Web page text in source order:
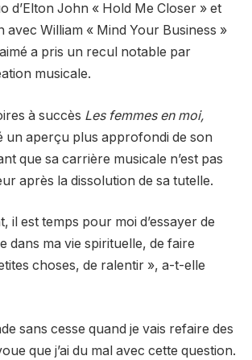
d’Elton John « Hold Me Closer » et
avec William « Mind Your Business »
a pris un recul notable par
musicale.
à succès Les femmes en moi,
un aperçu plus approfondi de son
que sa carrière musicale n’est pas
après la dissolution de sa tutelle.
il est temps pour moi d’essayer de
dans ma vie spirituelle, de faire
choses, de ralentir », a-t-elle
sans cesse quand je vais refaire des
que j’ai du mal avec cette question.